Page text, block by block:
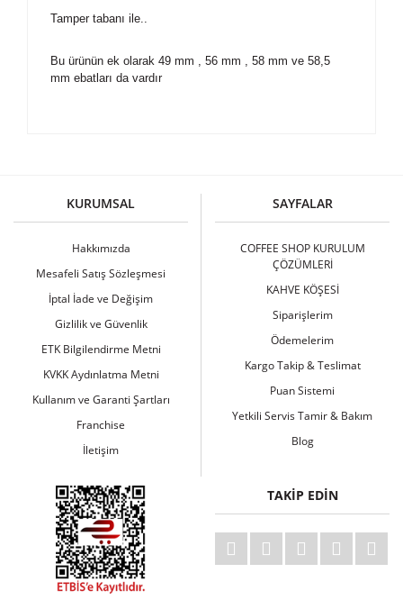
Tamper tabanı ile..
Bu ürünün ek olarak 49 mm , 56 mm , 58 mm ve 58,5
mm ebatları da vardır
KURUMSAL
Hakkımızda
Mesafeli Satış Sözleşmesi
İptal İade ve Değişim
Gizlilik ve Güvenlik
ETK Bilgilendirme Metni
KVKK Aydınlatma Metni
Kullanım ve Garanti Şartları
Franchise
İletişim
SAYFALAR
COFFEE SHOP KURULUM
ÇÖZÜMLERİ
KAHVE KÖŞESİ
Siparişlerim
Ödemelerim
Kargo Takip & Teslimat
Puan Sistemi
Yetkili Servis Tamir & Bakım
Blog
TAKİP EDİN